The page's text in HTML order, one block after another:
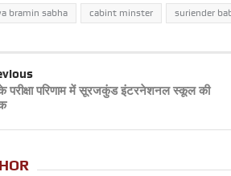
bramin sabha cabint minster suriender
के परीक्षा परिणाम में सूरजकुंड इंटरनेशनल स्कूल की